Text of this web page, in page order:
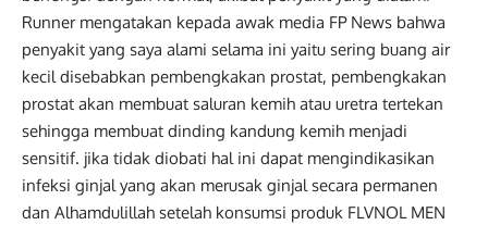
Runner mengatakan kepada awak media FP News bahwa
penyakit yang saya alami selama ini yaitu sering buang air
kecil disebabkan pembengkakan prostat, pembengkakan
prostat akan membuat saluran kemih atau uretra tertekan
sehingga membuat dinding kandung kemih menjadi
sensitif. jika tidak diobati hal ini dapat mengindikasikan
infeksi ginjal yang akan merusak ginjal secara permanen
dan Alhamdulillah setelah konsumsi produk FLVNOL MEN